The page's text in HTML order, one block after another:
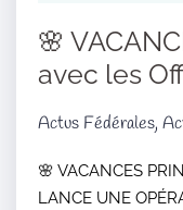
🌸
avec les
Actus Fédérales,
🌸 VACANCES
LANCE UNE